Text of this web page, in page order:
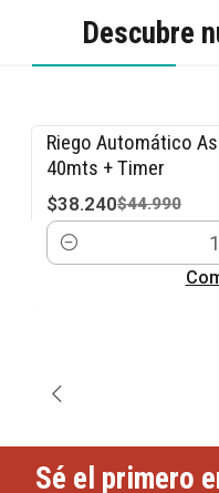
Descubre
-15% OFF
Riego Automático
40mts + Timer
$38.240$44.990
Cantidad
Sé el primero